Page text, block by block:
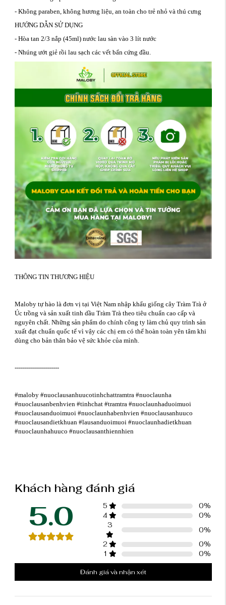
- Không paraben, không hương liệu, an toàn cho trẻ nhỏ và thú cưng
HƯỚNG DẪN SỬ DỤNG
- Hòa tan 2/3 nắp (45ml) nước lau sàn vào 3 lít nước
- Nhúng ướt giẻ rồi lau sạch các vết bẩn cứng đầu.
THÔNG TIN THƯƠNG HIỆU
Maloby tự hào là đơn vị tại Việt Nam nhập khẩu giống cây Tràm Trà ở
Úc trồng và sản xuất tinh dầu Tràm Trà theo tiêu chuẩn cao cấp và
nguyên chất. Những sản phẩm do chính công ty làm chủ quy trình sản
xuất đạt chuẩn quốc tế vì vậy các chị em có thể hoàn toàn yên tâm khi
dùng cho bản thân bảo vệ sức khỏe của mình.
----------------------
#maloby #nuoclausanhuucotinhchattramtra #nuoclaunha
#nuoclausanbenhvien #tinhchat #tramtra #nuoclaunhaduoimuoi
#nuoclausanduoimuoi #nuoclaunhabenhvien #nuoclausanhuuco
#nuoclausandietkhuan #lausanduoimuoi #nuoclaunhadietkhuan
#nuoclaunhahuuco #nuoclausanthiennhien
Khách hàng đánh giá
5.0 5 0%
4
0%
3
0%
2
0%
1
0%
Đánh giá và nhận xét